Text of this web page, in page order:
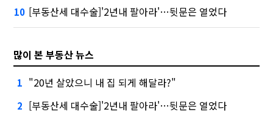
10 [부동산세 대수술]'2년내 팔아라'…뒷문은 열었다
많이 본 부동산 뉴스
1 "20년 살았으니 내 집 되게 해달라?"
2 [부동산세 대수술]'2년내 팔아라'…뒷문은 열었다